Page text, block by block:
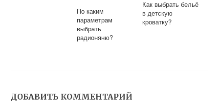
По каким
параметрам
выбрать
радионяню?
Как выбрать бельё
в детскую
кроватку?
ДОБАВИТЬ КОММЕНТАРИЙ